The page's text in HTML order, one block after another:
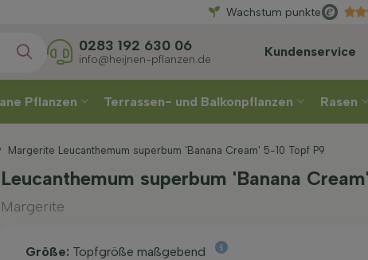
Wachstum punkte
Kundenservice
0283 192 630 06
info@heijnen-pflanzen.de
Pflanzen Terrassen- und Balkonpflanzen Rasen
Margerite Leucanthemum superbum 'Banana Cream' 5-10 Topf P9
Leucanthemum superbum 'Banana
Margerite
Größe: Topfgröße maßgebend